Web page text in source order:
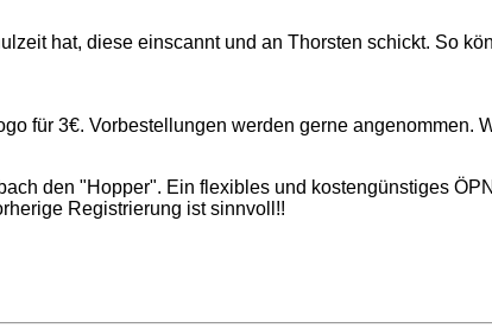
hat, diese einscannt und an Thorsten schickt. So
für 3€. Vorbestellungen werden gerne angenommen.
den "Hopper". Ein flexibles und kostengünstiges
Registrierung ist sinnvoll!!